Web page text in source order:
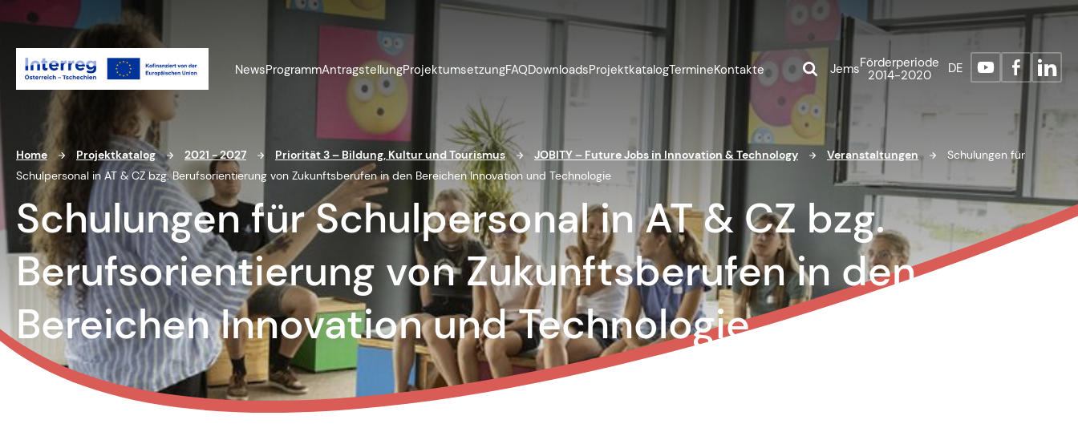
NewsProgrammAntragstellungProjektumsetzungFAQDownloadsProjektkatalogTermineKontakte JemsFörderperiode
2014-2020
DE
Home Projektkatalog 2021 - 2027 Priorität 3 – Bildung, Kultur und Tourismus JOBITY – Future Jobs in Innovation & Technology Veranstaltungen
Schulungen für
Schulpersonal in AT & CZ bzg. Berufsorientierung von Zukunftsberufen in den Bereichen Innovation und Technologie
Schulungen für Schulpersonal in AT & CZ bzg.
Berufsorientierung von Zukunftsberufen in den
Bereichen Innovation und Technologie